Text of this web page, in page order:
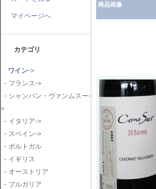
マイページへ
カテゴリ
ワイン->
- フランス->
- シャンパン・ヴァンムスー-
>
- イタリア->
- スペイン->
- ポルトガル
- イギリス
- オーストリア
- ブルガリア
商品画像